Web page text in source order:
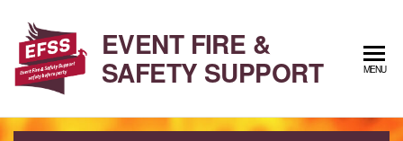
inhoud
EVENT FIRE &
SAFETY SUPPORT MENU